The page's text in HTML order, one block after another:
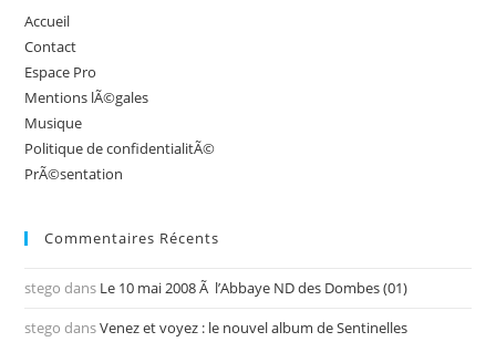
Accueil
Contact
Espace Pro
Mentions lÃ©gales
Musique
Politique de confidentialitÃ©
PrÃ©sentation
Commentaires Récents
stego dans Le 10 mai 2008 Ã l’Abbaye ND des Dombes (01)
stego dansVenez et voyez : le nouvel album de Sentinelles